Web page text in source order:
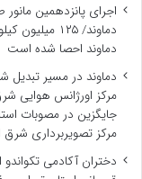
اجرای پانزدهمین
دماوند/ ۱۲۵
دماوند احصا شده است
دماوند در مسیر تبدیل
مرکز اورژانس هوایی
جایگزین در مصوبات
مرکز تصویربرداری شرق
دختران آکادمی